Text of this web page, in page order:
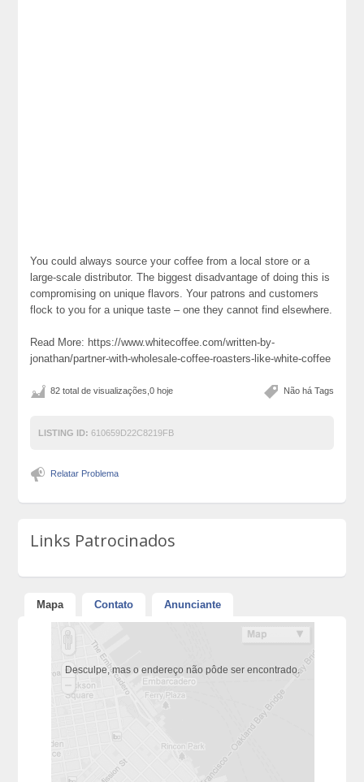
You could always source your coffee from a local store or a
large-scale distributor. The biggest disadvantage of doing this is
compromising on unique flavors. Your patrons and customers
flock to you for a unique taste – one they cannot find elsewhere.
Read More: https://www.whitecoffee.com/written-by-
jonathan/partner-with-wholesale-coffee-roasters-like-white-coffee
Não há Tags
82 total de visualizações,0 hoje
LISTING ID: 610659D22C8219FB
Relatar Problema
Links Patrocinados
Mapa Contato Anunciante
Desculpe, mas o endereço não pôde ser encontrado.